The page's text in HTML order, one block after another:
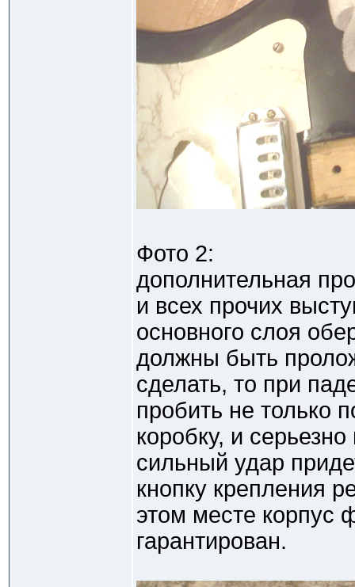
Фото 2:
дополнительная
и всех прочих
основного слоя
должны быть
сделать, то при
пробить не только
коробку, и
сильный удар
кнопку крепления
этом месте корпус
гарантирован.